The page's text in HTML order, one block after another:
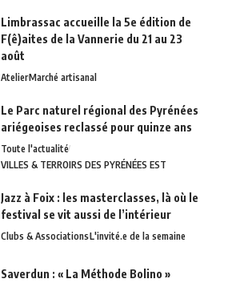
Limbrassac accueille la 5e édition de
F(ê)aites de la Vannerie du 21 au 23
août
AtelierMarché artisanal
Le Parc naturel régional des Pyrénées
ariégeoises reclassé pour quinze ans
Toute l'actualité
VILLES & TERROIRS DES PYRÉNÉES EST
Jazz à Foix : les masterclasses, là où le
festival se vit aussi de l’intérieur
Clubs & AssociationsL'invité.e de la semaine
Saverdun : « La Méthode Bolino »